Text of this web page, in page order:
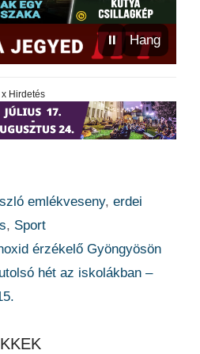
⏸ Hang
x Hirdetés
emlékveseny,erdei
, Sport
érzékelő Gyöngyösön
hét az iskolákban –